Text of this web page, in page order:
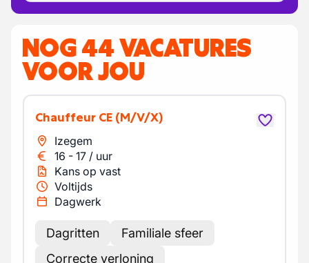
NOG 44 VACATURES
VOOR JOU
Chauffeur CE (M/V/X)
Izegem
16 - 17 / uur
Kans op vast
Voltijds
Dagwerk
Dagritten
Familiale sfeer
Correcte verloning